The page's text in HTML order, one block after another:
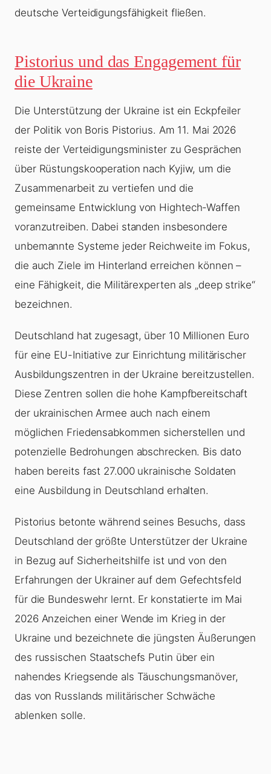
deutsche Verteidigungsfähigkeit fließen.
Pistorius und das Engagement für
die Ukraine
Die Unterstützung der Ukraine ist ein Eckpfeiler
der Politik von Boris Pistorius. Am 11. Mai 2026
reiste der Verteidigungsminister zu Gesprächen
über Rüstungskooperation nach Kyjiw, um die
Zusammenarbeit zu vertiefen und die
gemeinsame Entwicklung von Hightech-Waffen
voranzutreiben. Dabei standen insbesondere
unbemannte Systeme jeder Reichweite im Fokus,
die auch Ziele im Hinterland erreichen können –
eine Fähigkeit, die Militärexperten als „deep strike“
bezeichnen.
Deutschland hat zugesagt, über 10 Millionen Euro
für eine EU-Initiative zur Einrichtung militärischer
Ausbildungszentren in der Ukraine bereitzustellen.
Diese Zentren sollen die hohe Kampfbereitschaft
der ukrainischen Armee auch nach einem
möglichen Friedensabkommen sicherstellen und
potenzielle Bedrohungen abschrecken. Bis dato
haben bereits fast 27.000 ukrainische Soldaten
eine Ausbildung in Deutschland erhalten.
Pistorius betonte während seines Besuchs, dass
Deutschland der größte Unterstützer der Ukraine
in Bezug auf Sicherheitshilfe ist und von den
Erfahrungen der Ukrainer auf dem Gefechtsfeld
für die Bundeswehr lernt. Er konstatierte im Mai
2026 Anzeichen einer Wende im Krieg in der
Ukraine und bezeichnete die jüngsten Äußerungen
des russischen Staatschefs Putin über ein
nahendes Kriegsende als Täuschungsmanöver,
das von Russlands militärischer Schwäche
ablenken solle.